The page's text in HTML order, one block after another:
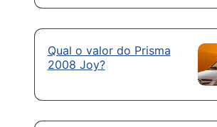
Qual o valor do Prisma
2008 Joy?